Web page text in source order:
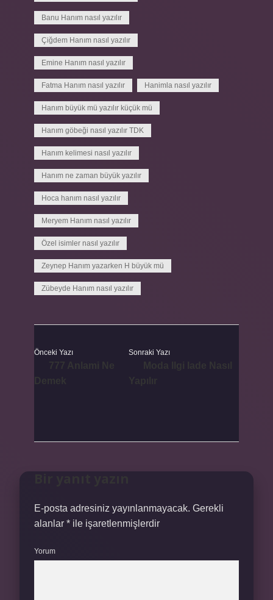
Banu Hanım nasıl yazılır
Çiğdem Hanım nasıl yazılır
Emine Hanım nasıl yazılır
Fatma Hanım nasıl yazılır Hanimla nasıl yazılır
Hanım büyük mü yazılır küçük mü
Hanım göbeği nasıl yazılır TDK
Hanım kelimesi nasıl yazılır
Hanım ne zaman büyük yazılır
Hoca hanım nasıl yazılır
Meryem Hanım nasıl yazılır
Özel isimler nasıl yazılır
Zeynep Hanım yazarken H büyük mü
Zübeyde Hanım nasıl yazılır
Önceki Yazı Sonraki Yazı
E-posta adresiniz yayınlanmayacak. Gerekli
alanlar * ile işaretlenmişlerdir
Yorum